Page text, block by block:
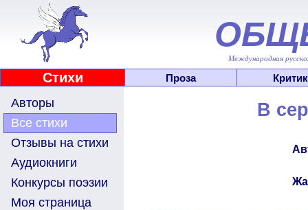
Международная
Стихи Проза
Авторы
Все стихи
Отзывы на стихи
Аудиокниги
Конкурсы поэзии
Моя страница
В